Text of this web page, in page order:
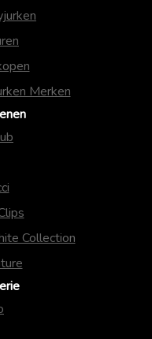
Merken
Collection